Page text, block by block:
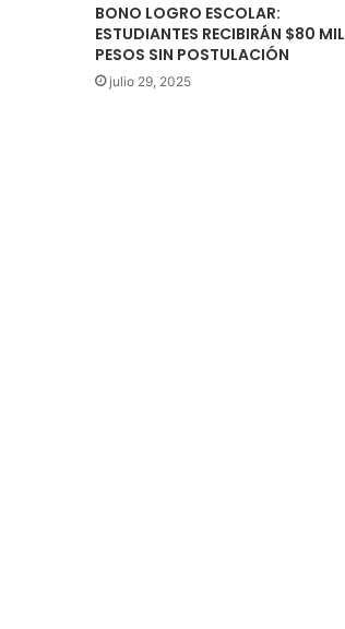
BONO LOGRO ESCOLAR:
ESTUDIANTES RECIBIRÁN $80 MIL
PESOS SIN POSTULACIÓN
julio 29, 2025